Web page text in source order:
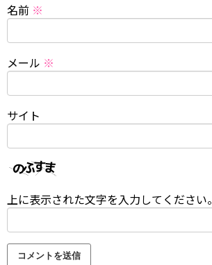
名前 ※
メール ※
サイト
上に表示された文字を入力してください。